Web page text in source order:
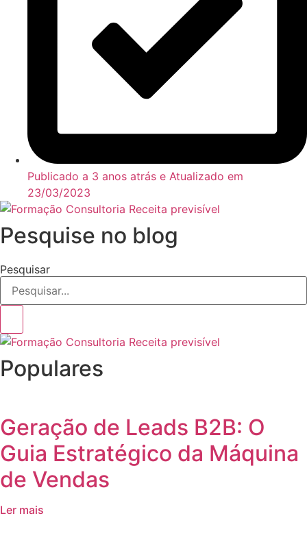
Publicado a 3 anos atrás e Atualizado em
23/03/2023
Pesquise no blog
Pesquisar
Populares
Geração de Leads B2B: O
Guia Estratégico da Máquina
de Vendas
Ler mais